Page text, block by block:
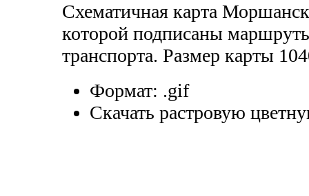
Схематичная карта
которой подписаны
транспорта. Размер карты
Формат: .gif
Скачать растровую